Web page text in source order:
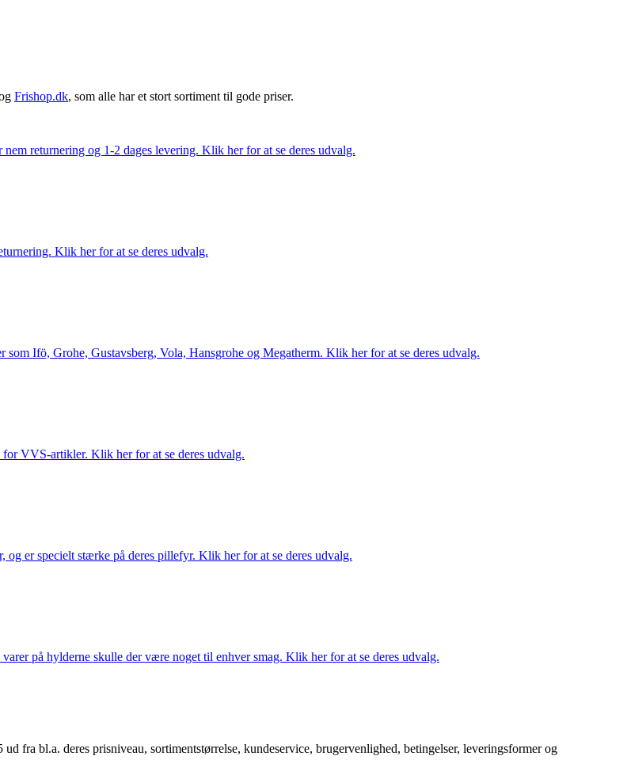
Frishop.dk, som alle har et stort sortiment til gode priser.
returnering og 1-2 dages levering. Klik her for at se deres udvalg.
Klik her for at se deres udvalg.
Ifö, Grohe, Gustavsberg, Vola, Hansgrohe og Megatherm. Klik her for at se deres udvalg.
VVS-artikler. Klik her for at se deres udvalg.
er specielt stærke på deres pillefyr. Klik her for at se deres udvalg.
på hylderne skulle der være noget til enhver smag. Klik her for at se deres udvalg.
fra bl.a. deres prisniveau, sortimentstørrelse, kundeservice, brugervenlighed, betingelser, leveringsformer og